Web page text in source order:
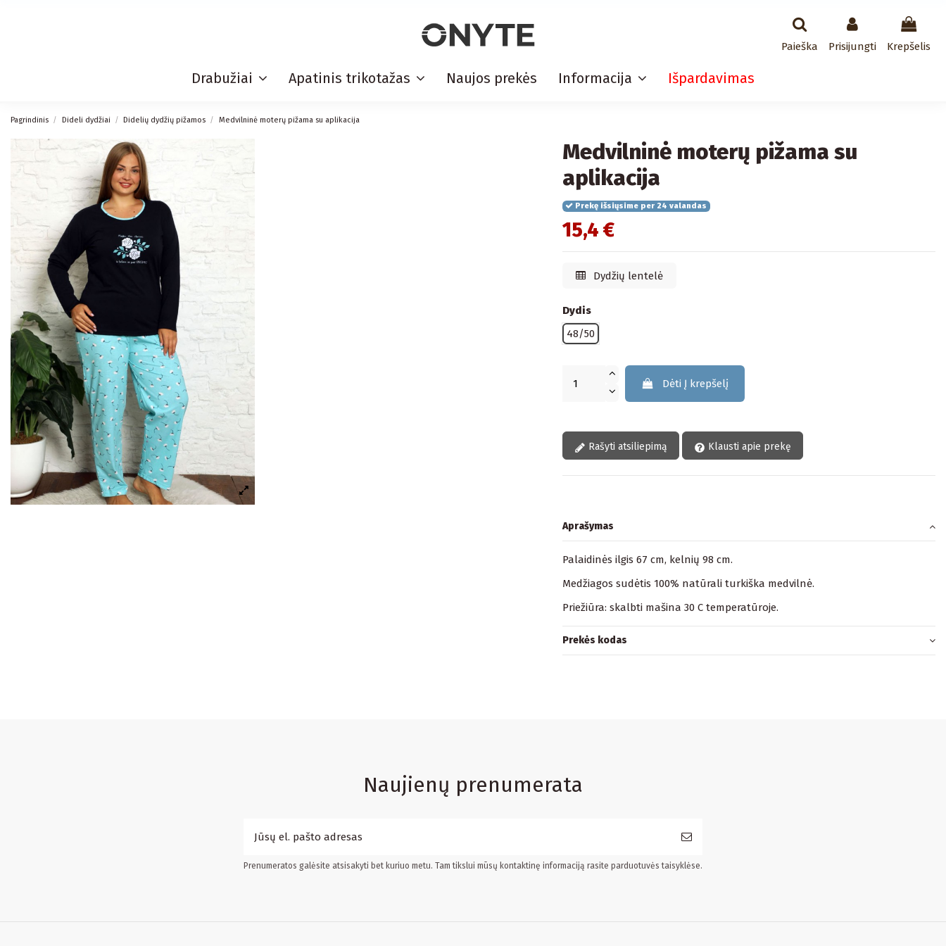
Paieška Prisijungti Krepšelis
Drabužiai Apatinis trikotažas Naujos prekės Informacija Išpardavimas
Pagrindinis Dideli dydžiai Didelių dydžių pižamos Medvilninė moterų pižama su aplikacija
Medvilninė moterų pižama su
aplikacija
Prekę išsiųsime per 24 valandas
15,4 €
Dydžių lentelė
Dydis
48/50
Dėti Į krepšelį
Rašyti atsiliepimą Klausti apie prekę
Aprašymas
Palaidinės ilgis 67 cm, kelnių 98 cm.
Medžiagos sudėtis 100% natūrali turkiška medvilnė.
Priežiūra: skalbti mašina 30 C temperatūroje.
Prekės kodas
Naujienų prenumerata
Prenumeratos galėsite atsisakyti bet kuriuo metu. Tam tikslui mūsų kontaktinę informaciją rasite parduotuvės taisyklėse.